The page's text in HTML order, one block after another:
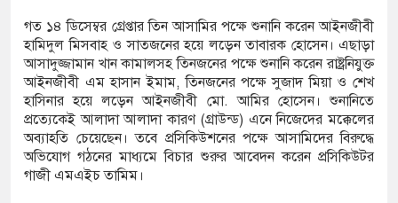
গত ১৪ ডিসেম্বর গ্রেপ্তার তিন আসামির পক্ষে শুনানি করেন আইনজীবী
হামিদুল মিসবাহ ও সাতজনের হয়ে লড়েন তাবারক হোসেন। এছাড়া
আসাদুজ্জামান খান কামালসহ তিনজনের পক্ষে শুনানি করেন রাষ্ট্রনিযুক্ত
আইনজীবী এম হাসান ইমাম, তিনজনের পক্ষে সুজাদ মিয়া ও শেখ
হাসিনার হয়ে লড়েন আইনজীবী মো. আমির হোসেন। শুনানিতে
প্রত্যেকেই আলাদা আলাদা কারণ (গ্রাউন্ড) এনে নিজেদের মক্কেলের
অব্যাহতি চেয়েছেন। তবে প্রসিকিউশনের পক্ষে আসামিদের বিরুদ্ধে
অভিযোগ গঠনের মাধ্যমে বিচার শুরুর আবেদন করেন প্রসিকিউটর
গাজী এমএইচ তামিম।